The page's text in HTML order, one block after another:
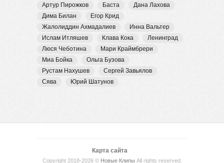
Артур Пирожков
Баста
Дана Лахова
Дима Билан
Егор Крид
Жалолиддин Ахмадалиев
Инна Вальтер
Ислам Итляшев
Клава Кока
Ленинград
Люся Чеботина
Мари Краймбрери
Миа Бойка
Ольга Бузова
Рустам Нахушев
Сергей Завьялов
Сява
Юрий Шатунов
Карта сайта
Copyright 2018-2026 © Новые Клипы All rights reserved.